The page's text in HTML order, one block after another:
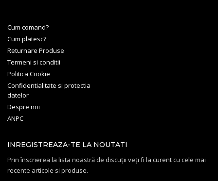
Cum comand?
Cum platesc?
Returnare Produse
Termeni si conditii
Politica Cookie
Confidentialitate si protectia
datelor
Despre noi
ANPC
INREGISTREAZA-TE LA NOUTATI
Prin înscrierea la lista noastră de discuții veți fi la curent cu cele mai
recente articole si produse.